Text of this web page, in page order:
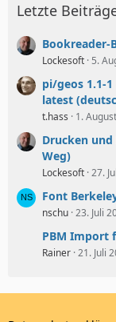
Letzte
Bookreader-
Lockesoft 5.
pi/geos 1.1-
latest
t.hass 1.
Drucken und
Weg)
Lockesoft 27.
Font
nschu 23. Juli
PBM Import
Rainer 21. Juli